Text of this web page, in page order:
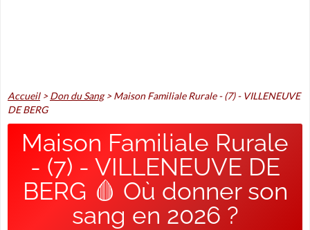
Accueil>Don du Sang>Maison Familiale Rurale - (7) - VILLENEUVE
DE BERG
Maison Familiale Rurale
- (7) - VILLENEUVE DE
BERG 🩸 Où donner son
sang en 2026 ?